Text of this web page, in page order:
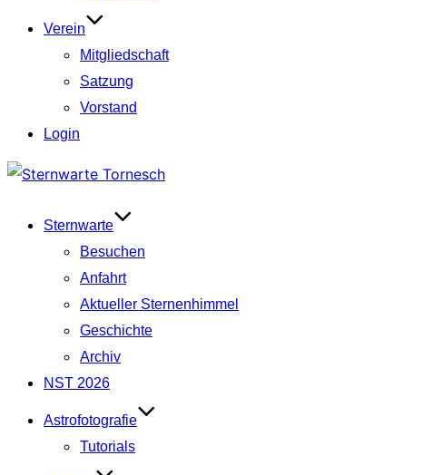
Verein
Mitgliedschaft
Satzung
Vorstand
Login
Zum
springenSternwarte
Besuchen
Anfahrt
Aktueller Sternenhimmel
Geschichte
Archiv
NST 2026
Astrofotografie
Tutorials